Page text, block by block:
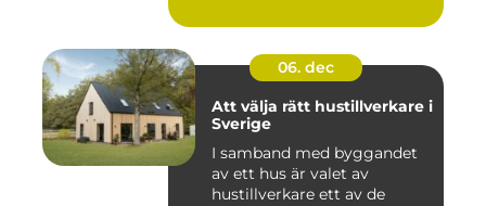
06. dec
Att välja rätt hustillverkare i
Sverige
I samband med byggandet
av ett hus är valet av
hustillverkare ett av de